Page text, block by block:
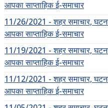
आपका साप्ताहिक ई-समाचार
11/26/2021 - शहर समाचार,
आपका साप्ताहिक ई-समाचार
11/19/2021 - शहर समाचार,
आपका साप्ताहिक ई-समाचार
11/12/2021 - शहर समाचार,
आपका साप्ताहिक ई-समाचार